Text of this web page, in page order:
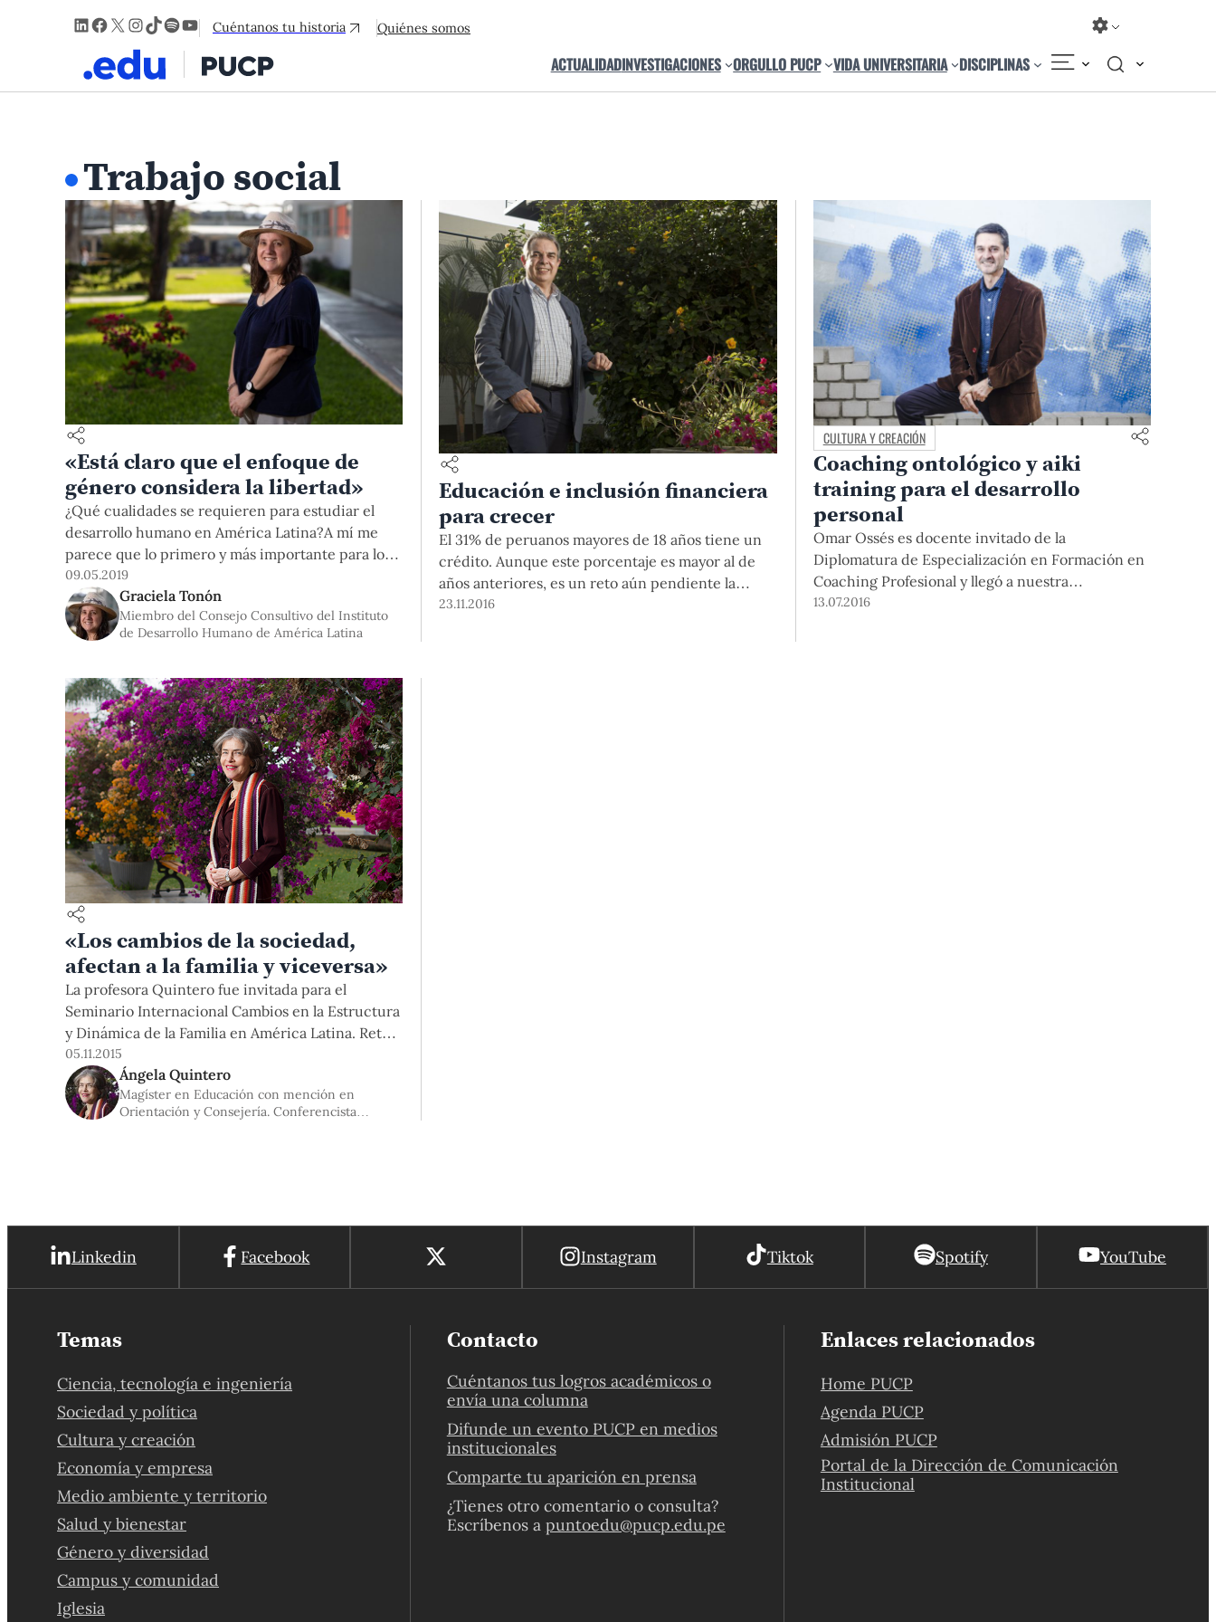
LinkedIn
Facebook
X Instagram
TikTok
Spotify
YouTube
Cuéntanos tu historia Quiénes somos
ACTUALIDADINVESTIGACIONES ORGULLO PUCP VIDA UNIVERSITARIA DISCIPLINAS
Trabajo social
«Está claro que el enfoque de
género considera la libertad»
¿Qué cualidades se requieren para estudiar el
desarrollo humano en América Latina?A mí me
parece que lo primero y más importante para los
profesionales que se dedican al desarrollo
humano, ya sea como investigadores, docentes o
que están en la actividad cotidiana o en el
circuito de generación de políticas públicas, es
09.05.2019
Graciela Tonón
Miembro del Consejo Consultivo del Instituto
de Desarrollo Humano de América Latina
Educación e inclusión financiera
para crecer
El 31% de peruanos mayores de 18 años tiene un
crédito. Aunque este porcentaje es mayor al de
años anteriores, es un reto aún pendiente la
inclusión de casi el 70% de la población al sistema
23.11.2016
CULTURA Y CREACIÓN
Coaching ontológico y aiki
training para el desarrollo
personal
Omar Ossés es docente invitado de la
Diplomatura de Especialización en Formación en
Coaching Profesional y llegó a nuestra
Universidad este 7 de julio para participar en el II
13.07.2016
«Los cambios de la sociedad,
afectan a la familia y viceversa»
La profesora Quintero fue invitada para el
Seminario Internacional Cambios en la Estructura
y Dinámica de la Familia en América Latina. Retos
para la intervención profesional, organizado por
la Especialidad de Trabajo Social de la Facultad de
Letras y Ciencias Humanas.
05.11.2015
Ángela Quintero
Magíster en Educación con mención en
Orientación y Consejería. Conferencista
Linkedin Facebook Instagram Tiktok Spotify YouTube
Temas
Ciencia, tecnología e ingeniería
Sociedad y política
Cultura y creación
Economía y empresa
Medio ambiente y territorio
Salud y bienestar
Género y diversidad
Campus y comunidad
Iglesia
Contacto
Cuéntanos tus logros académicos o
envía una columna
Difunde un evento PUCP en medios
institucionales
Comparte tu aparición en prensa
¿Tienes otro comentario o consulta?
Escríbenos a puntoedu@pucp.edu.pe
Enlaces relacionados
Home PUCP
Agenda PUCP
Admisión PUCP
Portal de la Dirección de Comunicación
Institucional